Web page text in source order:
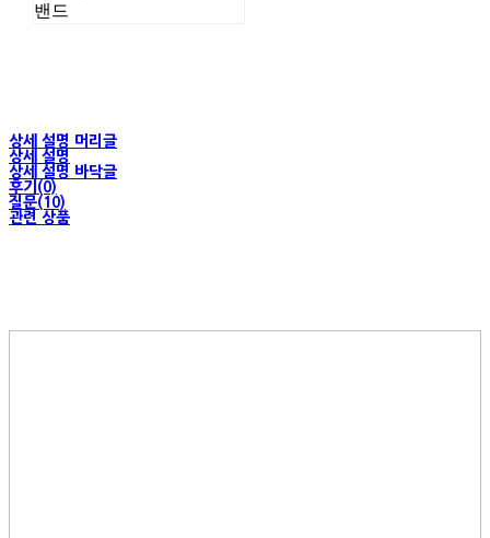
밴드
상세 설명 머리글
상세 설명
상세 설명 바닥글
후기(0)
질문(10)
관련 상품